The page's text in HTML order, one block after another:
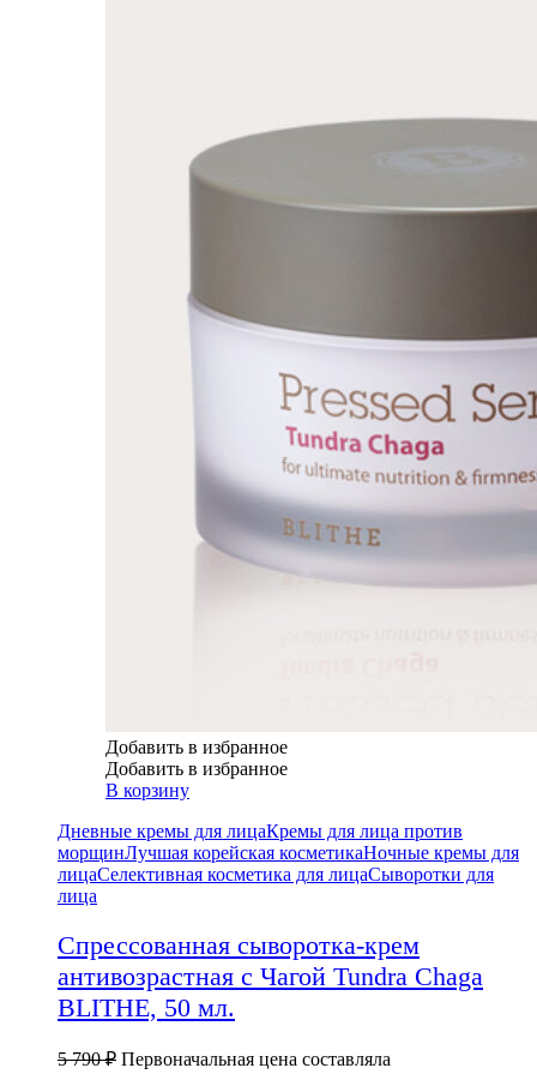
Добавить в избранное
Добавить в избранное
В корзину
Дневные кремы для лицаКремы для лица против
морщинЛучшая корейская косметикаНочные кремы для
лицаСелективная косметика для лицаСыворотки для
лица
Спрессованная сыворотка-крем
антивозрастная с Чагой Tundra Chaga
BLITHE, 50 мл.
5 790₽ Первоначальная цена составляла